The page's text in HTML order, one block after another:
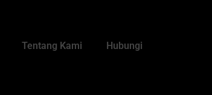
Tentang Kami Hubungi